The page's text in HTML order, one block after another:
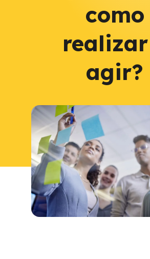
como
agir?